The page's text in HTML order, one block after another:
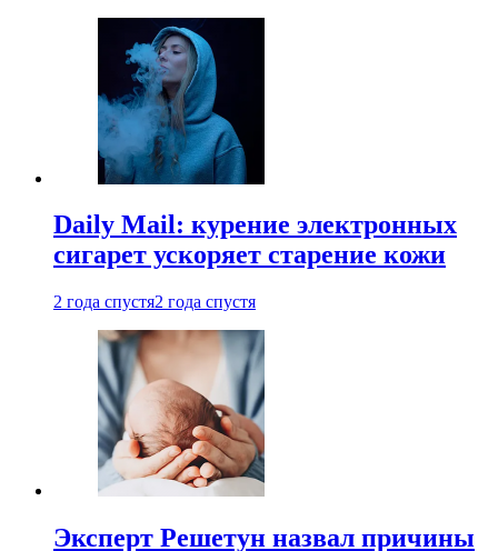
Daily Mail: курение электронных
сигарет ускоряет старение кожи
2 года спустя2 года спустя
Эксперт Решетун назвал причины